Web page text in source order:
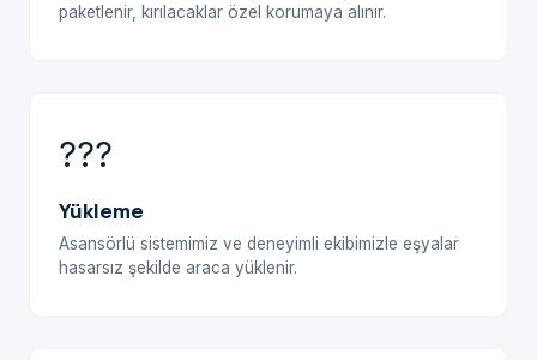
paketlenir, kırılacaklar özel korumaya alınır.
???
Yükleme
Asansörlü sistemimiz ve deneyimli ekibimizle eşyalar
hasarsız şekilde araca yüklenir.